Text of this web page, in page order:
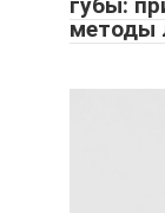
методы